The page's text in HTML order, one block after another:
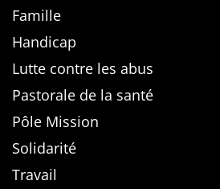
Famille
Handicap
Lutte contre les abus
Pastorale de la santé
Pôle Mission
Solidarité
Travail